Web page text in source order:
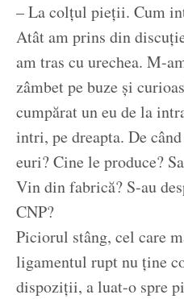
– La colțul pieții. Cum
Atât am prins din
am tras cu urechea. M-
zâmbet pe buze și
cumpărat un eu de la
intri, pe dreapta. De
euri? Cine le produce?
Vin din fabrică? S-au
CNP?
Piciorul stâng, cel care
ligamentul rupt nu ține
dispoziții, a luat-o spre